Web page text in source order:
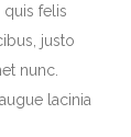
felis
justo
nunc.
lacinia